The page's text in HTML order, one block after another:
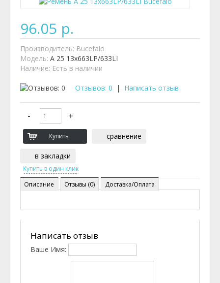
96.05 р.
Производитель: Bucefalo
Модель: A 25 13x663LP/633LI
Наличие: Есть в наличии
Отзывов: 0 | Написать отзыв
сравнение
в закладки
Описание Отзывы (0) Доставка/Оплата
Написать отзыв
Ваше Имя: